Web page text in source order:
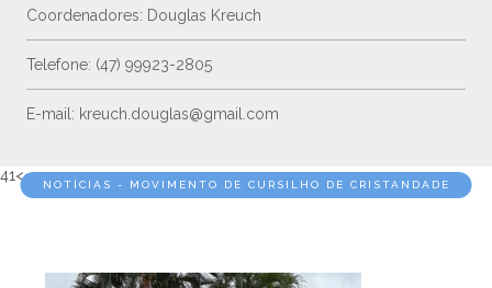
Coordenadores: Douglas Kreuch
Telefone: (47) 99923-2805
E-mail: kreuch.douglas@gmail.com
41<==
NOTÍCIAS - MOVIMENTO DE CURSILHO DE CRISTANDADE